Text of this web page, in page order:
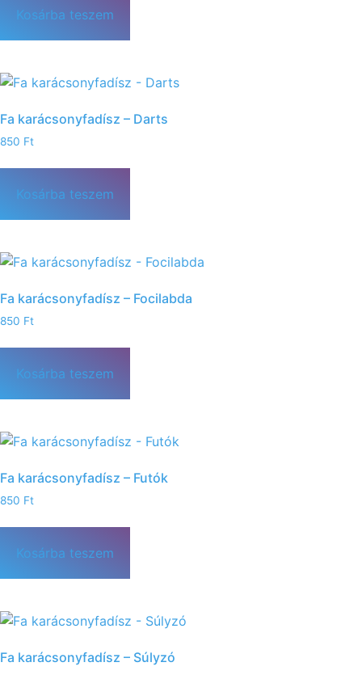
Kosárba teszem
Fa karácsonyfadísz – Darts
850 Ft
Kosárba teszem
Fa karácsonyfadísz – Focilabda
850 Ft
Kosárba teszem
Fa karácsonyfadísz – Futók
850 Ft
Kosárba teszem
Fa karácsonyfadísz – Súlyzó